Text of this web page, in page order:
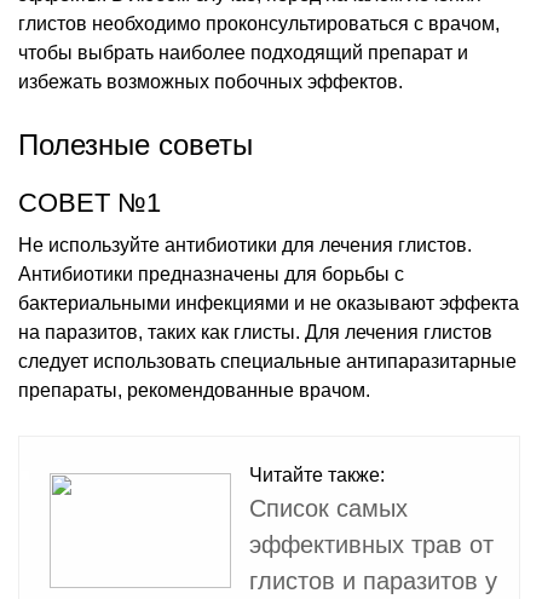
глистов необходимо проконсультироваться с врачом,
чтобы выбрать наиболее подходящий препарат и
избежать возможных побочных эффектов.
Полезные советы
СОВЕТ №1
Не используйте антибиотики для лечения глистов.
Антибиотики предназначены для борьбы с
бактериальными инфекциями и не оказывают эффекта
на паразитов, таких как глисты. Для лечения глистов
следует использовать специальные антипаразитарные
препараты, рекомендованные врачом.
Читайте также:
Список самых
эффективных трав от
глистов и паразитов у